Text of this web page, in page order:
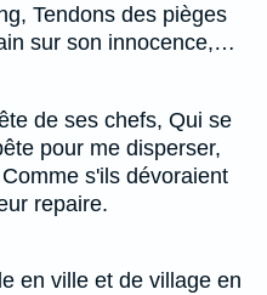
Tendons des pièges
sur son innocence,…
de ses chefs, Qui se
pour me disperser,
s'ils dévoraient
repaire.
en ville et de village en